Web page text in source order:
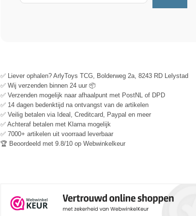
✅ Liever ophalen? ArlyToys TCG, Bolderweg 2a, 8243 RD Lelystad
✅ Wij verzenden binnen 24 uur 📦
✅ Verzenden mogelijk naar afhaalpunt met PostNL of DPD
✅ 14 dagen bedenktijd na ontvangst van de artikelen
✅ Veilig betalen via Ideal, Creditcard, Paypal en meer
✅ Achteraf betalen met Klarna mogelijk
✅ 7000+ artikelen uit voorraad leverbaar
🏆 Beoordeeld met 9.8/10 op Webwinkelkeur